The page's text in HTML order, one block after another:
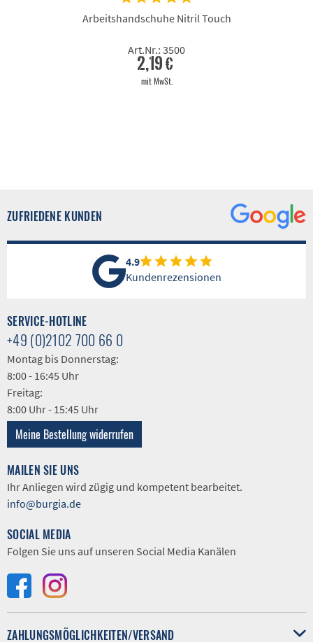
Arbeitshandschuhe Nitril Touch
Art.Nr.: 3500
2,19 €
mit MwSt.
ZUFRIEDENE KUNDEN
4.9
Kundenrezensionen
SERVICE-HOTLINE
+49 (0)2102 700 66 0
Montag bis Donnerstag:
8:00 - 16:45 Uhr
Freitag:
8:00 Uhr - 15:45 Uhr
Meine Bestellung widerrufen
MAILEN SIE UNS
Ihr Anliegen wird zügig und kompetent bearbeitet.
info@burgia.de
SOCIAL MEDIA
Folgen Sie uns auf unseren Social Media Kanälen
ZAHLUNGSMÖGLICHKEITEN/VERSAND